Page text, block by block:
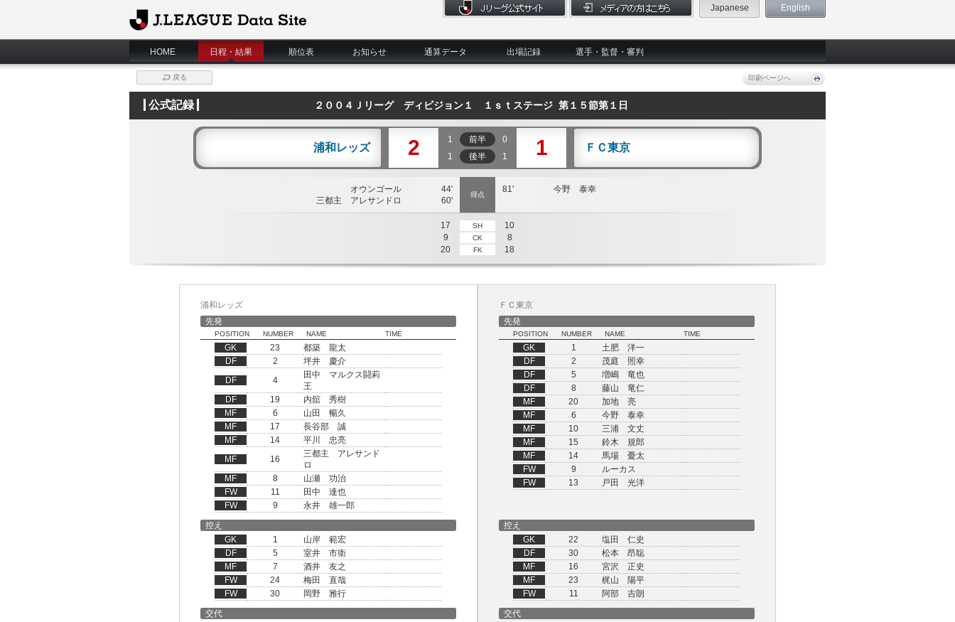
J.League Data Site
Japanese English
HOME 日程・結果 順位表 お知らせ 通算データ 出場記録 選手・監督・審判
戻る 印刷ページへ
公式記録 ２００４Ｊリーグ ディビジョン１ １ｓｔステージ 第１５節第１日
浦和レッズ 2 1 前半
0
1
後半 1 1 ＦＣ東京
オウンゴール
44'
三都主 アレサンドロ
60'
得点
81' 今野 泰幸
17 SH
10
9
CK
8
20
FK 18
浦和レッズ
先発
POSITION NUMBER NAME TIME
GK 23
都築 龍太
DF
2
坪井 慶介
DF
4
田中 マルクス闘莉
王
DF
19
内舘 秀樹
MF
6
山田 暢久
MF
17
長谷部 誠
MF
14
平川 忠亮
MF
16
三都主 アレサンド
ロ
MF
8
山瀬 功治
FW
11
田中 達也
FW
9 永井 雄一郎
ＦＣ東京
先発
POSITION NUMBER NAME TIME
GK 1
土肥 洋一
DF
2
茂庭 照幸
DF
5
増嶋 竜也
DF
8
藤山 竜仁
MF
20
加地 亮
MF
6
今野 泰幸
MF
10
三浦 文丈
MF
15
鈴木 規郎
MF
14
馬場 憂太
FW
9
ルーカス
FW
13 戸田 光洋
控え
GK
1
山岸 範宏
DF
5
室井 市衛
MF
7
酒井 友之
FW
24
梅田 直哉
FW
30 岡野 雅行
控え
GK
22
塩田 仁史
DF
30
松本 昂聡
MF
16
宮沢 正史
MF
23
梶山 陽平
FW
11
阿部 吉朗
交代
交代